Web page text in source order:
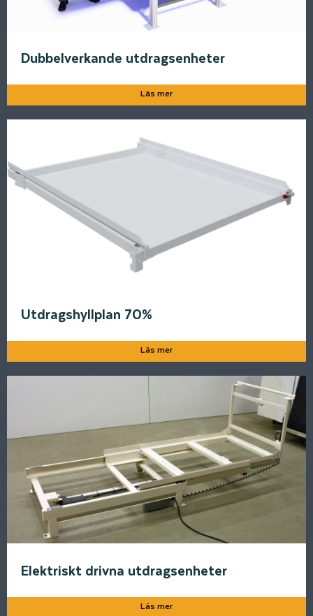
Dubbelverkande utdragsenheter
Läs mer
Utdragshyllplan 70%
Läs mer
Elektriskt drivna utdragsenheter
Läs mer